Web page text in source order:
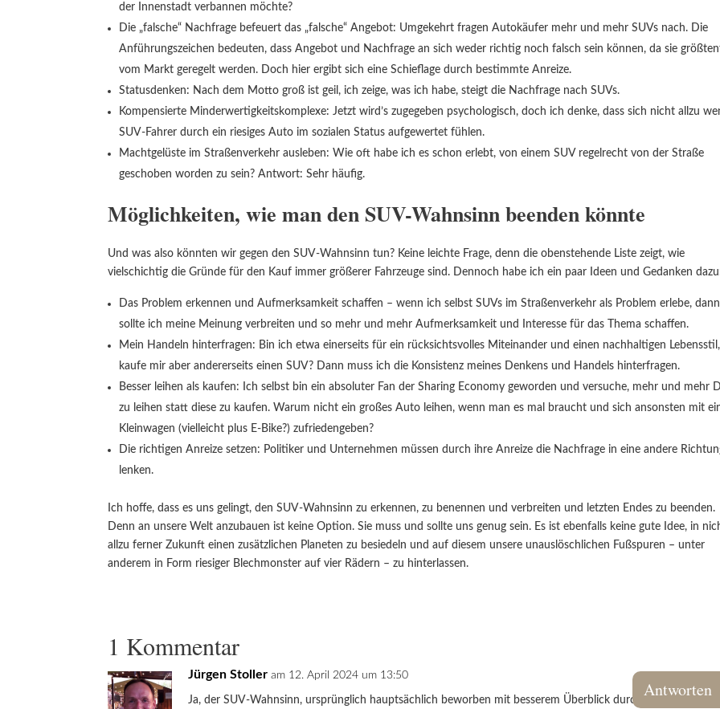
der Innenstadt verbannen möchte?
Die „falsche“ Nachfrage befeuert das „falsche“ Angebot: Umgekehrt fragen Autokäufer mehr und mehr SUVs nach. Die
Anführungszeichen bedeuten, dass Angebot und Nachfrage an sich weder richtig noch falsch sein können, da sie
vom Markt geregelt werden. Doch hier ergibt sich eine Schieflage durch bestimmte Anreize.
Statusdenken: Nach dem Motto groß ist geil, ich zeige, was ich habe, steigt die Nachfrage nach SUVs.
Kompensierte Minderwertigkeitskomplexe: Jetzt wird’s zugegeben psychologisch, doch ich denke, dass sich nicht allzu
SUV-Fahrer durch ein riesiges Auto im sozialen Status aufgewertet fühlen.
Machtgelüste im Straßenverkehr ausleben: Wie oft habe ich es schon erlebt, von einem SUV regelrecht von der Straße
geschoben worden zu sein? Antwort: Sehr häufig.
Möglichkeiten, wie man den SUV-Wahnsinn beenden könnte
Und was also könnten wir gegen den SUV-Wahnsinn tun? Keine leichte Frage, denn die obenstehende Liste zeigt, wie
vielschichtig die Gründe für den Kauf immer größerer Fahrzeuge sind. Dennoch habe ich ein paar Ideen und Gedanken
Das Problem erkennen und Aufmerksamkeit schaffen – wenn ich selbst SUVs im Straßenverkehr als Problem erlebe, dann
sollte ich meine Meinung verbreiten und so mehr und mehr Aufmerksamkeit und Interesse für das Thema schaffen.
Mein Handeln hinterfragen: Bin ich etwa einerseits für ein rücksichtsvolles Miteinander und einen nachhaltigen Lebensstil,
kaufe mir aber andererseits einen SUV? Dann muss ich die Konsistenz meines Denkens und Handels hinterfragen.
Besser leihen als kaufen: Ich selbst bin ein absoluter Fan der Sharing Economy geworden und versuche, mehr und mehr
zu leihen statt diese zu kaufen. Warum nicht ein großes Auto leihen, wenn man es mal braucht und sich ansonsten mit
Kleinwagen (vielleicht plus E-Bike?) zufriedengeben?
Die richtigen Anreize setzen: Politiker und Unternehmen müssen durch ihre Anreize die Nachfrage in eine andere
lenken.
Ich hoffe, dass es uns gelingt, den SUV-Wahnsinn zu erkennen, zu benennen und verbreiten und letzten Endes zu beenden.
Denn an unsere Welt anzubauen ist keine Option. Sie muss und sollte uns genug sein. Es ist ebenfalls keine gute Idee, in
allzu ferner Zukunft einen zusätzlichen Planeten zu besiedeln und auf diesem unsere unauslöschlichen Fußspuren – unter
anderem in Form riesiger Blechmonster auf vier Rädern – zu hinterlassen.
1 Kommentar
Jürgen Stoller am 12. April 2024 um 13:50
Ja, der SUV-Wahnsinn, ursprünglich hauptsächlich beworben mit besserem Überblick durch
Antworten